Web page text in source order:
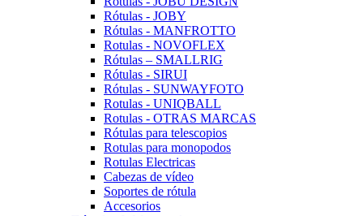
Rótulas - JOBY
Rótulas - MANFROTTO
Rotulas - NOVOFLEX
Rótulas – SMALLRIG
Rótulas - SIRUI
Rótulas - SUNWAYFOTO
Rotulas - UNIQBALL
Rotulas - OTRAS MARCAS
Rótulas para telescopios
Rotulas para monopodos
Rotulas Electricas
Cabezas de vídeo
Soportes de rótula
Accesorios